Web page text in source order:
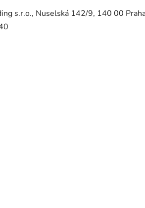
s.r.o., Nuselská 142/9, 140 00